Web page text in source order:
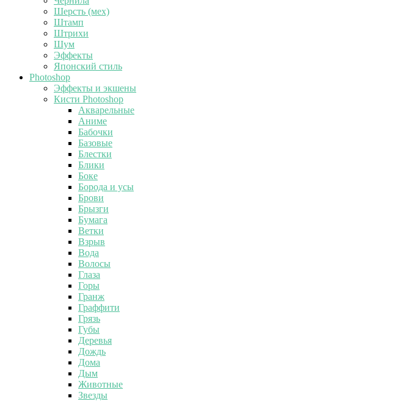
Шерсть (мех)
Штамп
Штрихи
Шум
Эффекты
Японский стиль
Photoshop
Эффекты и экшены
Кисти Photoshop
Акварельные
Аниме
Бабочки
Базовые
Блестки
Блики
Боке
Борода и усы
Брови
Брызги
Бумага
Ветки
Взрыв
Вода
Волосы
Глаза
Горы
Гранж
Граффити
Грязь
Губы
Деревья
Дождь
Дома
Дым
Животные
Звезды